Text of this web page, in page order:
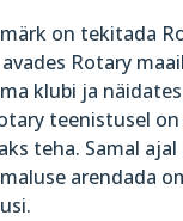
on tekitada
Rotary
klubi ja
teenistusel on
teha. Samal ajal
arendada